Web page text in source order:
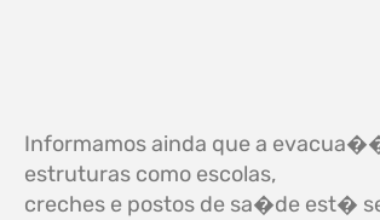
Informamos ainda que a
estruturas como escolas,
creches e postos de sa�de est�